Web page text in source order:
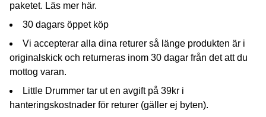
paketet. Läs mer här.
30 dagars öppet köp
Vi accepterar alla dina returer så länge produkten är i
originalskick och returneras inom 30 dagar från det att du
mottog varan.
Little Drummer tar ut en avgift på 39kr i
hanteringskostnader för returer (gäller ej byten).